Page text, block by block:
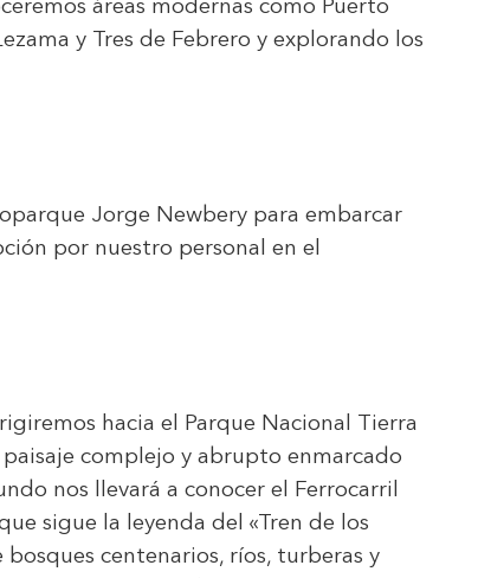
áreas modernas como Puerto
y Tres de Febrero y explorando los
Jorge Newbery para embarcar
por nuestro personal en el
hacia el Parque Nacional Tierra
complejo y abrupto enmarcado
nos llevará a conocer el Ferrocarril
sigue la leyenda del «Tren de los
centenarios, ríos, turberas y